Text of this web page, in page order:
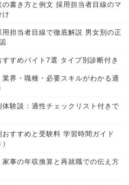
書き方と例文 採用担当者目線のマ
け
担当者目線で徹底解説 男女別の正
すめバイト7選 タイプ別診断付き
界・職種・必要スキルがわかる適
験談：適性チェックリスト付きで
すすめと受験料 学習時間ガイド
事の年収換算と再就職での伝え方